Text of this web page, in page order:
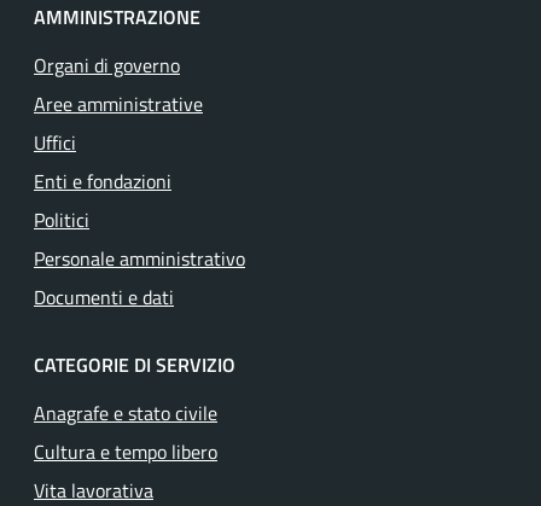
AMMINISTRAZIONE
Organi di governo
Aree amministrative
Uffici
Enti e fondazioni
Politici
Personale amministrativo
Documenti e dati
CATEGORIE DI SERVIZIO
Anagrafe e stato civile
Cultura e tempo libero
Vita lavorativa